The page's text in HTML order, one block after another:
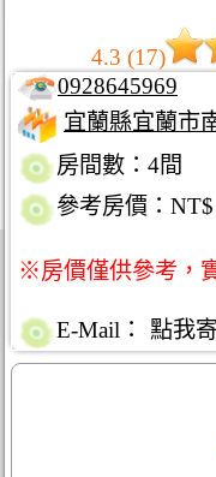
4.3 (17)
0928645969
宜蘭縣宜蘭市
房間數：4間
參考房價：
※房價僅供參考，
E-Mail： 點我